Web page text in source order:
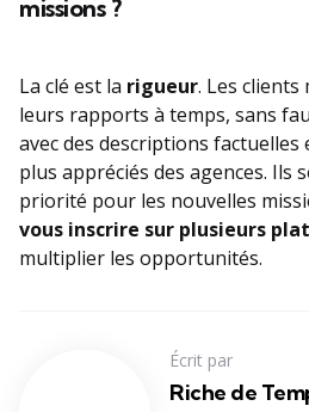
missions ?
La clé est la rigueur. Les
leurs rapports à temps, sans
avec des descriptions factuelles
plus appréciés des agences. Ils
priorité pour les nouvelles
vous inscrire sur plusieurs
multiplier les opportunités.
Écrit par
Riche de